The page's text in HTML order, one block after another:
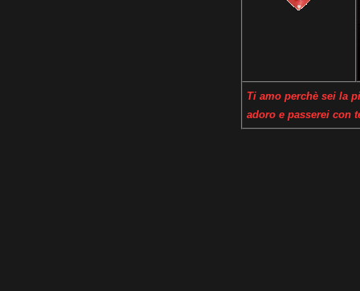
Ti amo perchè sei la
adoro e passerei con